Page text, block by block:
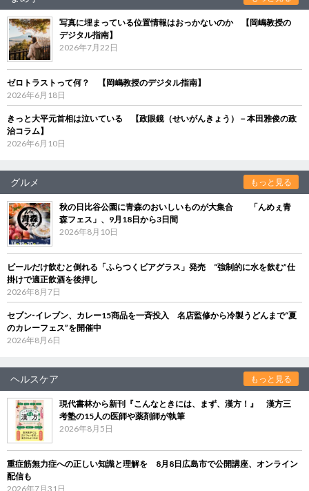
写真に埋まっている位置情報はおっかないのか 【岡嶋教授の
デジタル指南】
2026年7月22日
ゼロトラストって何？ 【岡嶋教授のデジタル指南】
2026年6月18日
きっと大平元首相は泣いている 【政眼鏡（せいがんきょう）－本田雅俊の政
治コラム】
2026年6月10日
グルメ もっと見る
秋の日比谷公園に青森のおいしいものが大集合 「んめぇ青
森フェス」、9月18日から3日間
2026年8月10日
ビールだけ飲むと倒れる「ふらつくビアグラス」発売 “強制的に水を飲む”仕
掛けで適正飲酒を後押し
2026年8月7日
セブン‐イレブン、カレー15商品を一斉投入 名店監修から冷製うどんまで“夏
のカレーフェス”を開催中
2026年8月6日
ヘルスケア もっと見る
現代書林から新刊『こんなときには、まず、漢方！』 漢方三
考塾の15人の医師や薬剤師が執筆
2026年8月5日
重症筋無力症への正しい知識と理解を 8月8日広島市で公開講座、オンライン
配信も
2026年7月31日